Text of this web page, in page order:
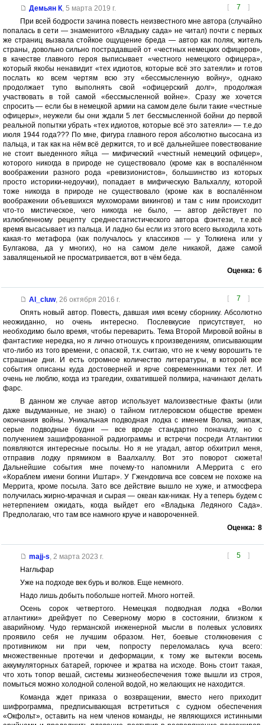
[ 7 ]
Демьян К, 5 марта 2019 г.
При всей бодрости зачина повесть неизвестного мне автора (случайно
попалась в сети — знаменитого «Владыку сада» не читал) почти с первых
же страниц вызвала стойкое ощущение бреда — автор как поляк, житель
страны, довольно сильно пострадавшей от «честных немецких офицеров»,
в качестве главного героя выписывает «честного немецкого офицера»,
который якобы ненавидит «тех идиотов, которые всё это затеяли» и готов
послать ко всем чертям всю эту «бессмысленную войну», однако
продолжает тупо выполнять свой «офицерский долг», продолжая
участвовать в той самой «бессмысленной войне». Сразу же хочется
спросить — если бы в немецкой армии на самом деле были такие «честные
офицеры», неужели бы они ждали 5 лет бессмысленной бойни до первой
реальной попытки убрать «тех идиотов, которые всё это затеяли» — т.е.до
июля 1944 года??? По мне, фигура главного героя абсолютно высосана из
пальца, и так как на нём всё держится, то и всё дальнейшее повествование
не стоит выеденного яйца — мифический «честный немецкий офицер»,
которого никогда в природе не существовало (кроме как в воспалённом
воображении разного рода «ревизионистов», большинство из которых
просто историки-недоучки), попадает в мифическую Вальхаллу, которой
тоже никогда в природе не существовало (кроме как в воспалённом
воображении объевшихся мухоморами викингов) и там с ним происходит
что-то мистическое, чего никогда не было, — автор действует по
излюбленному рецепту среднестатистического автора фэнтези, т.е.всё
время высасывает из пальца. И ладно бы если из этого всего выходила хоть
какая-то метафора (как получалось у классиков — у Толкиена или у
Булгакова, да у многих), но на самом деле никакой, даже самой
завалященькой не просматривается, вот в чём беда.
Оценка: 6
[ 7 ]
Al_cluw, 26 октября 2016 г.
Опять новый автор. Повесть, давшая имя всему сборнику. Абсолютно
неожиданно, но очень интересно. Послевкусие присутствует, но
необходимо было время, чтобы переварить. Тема Второй Мировой войны в
фантастике нередка, но я лично отношусь к произведениям, описывающим
что-либо из того времени, с опаской, т.к. считаю, что не к чему ворошить те
страшные дни. И есть огромное количество литературы, в которой все
события описаны куда достоверней и ярче современниками тех лет. И
очень не люблю, когда из трагедии, охватившей полмира, начинают делать
фарс.
В данном же случае автор использует малоизвестные факты (или
даже выдуманные, не знаю) о тайном гитлеровском обществе времен
окончания войны. Уникальная подводная лодка с именем Волка, экипаж,
серые подводные будни — все вроде стандартно поначалу, но с
получением зашифрованной радиограммы и встречи посреди Атлантики
появляются интересные посылы. Но я не угадал, автор обхитрил меня,
отправив лодку прямиком в Ваалхаллу. Вот это поворот сюжета!
Дальнейшие события мне почему-то напомнили А.Меррита с его
«Кораблем имени богини Иштар». У Гжендовича все совсем не похоже на
Меррита, кроме посыла. Зато все действие вышло не хуже, и атмосфера
получилась жирно-мрачная и сырая — океан как-никак. Ну а теперь будем с
нетерпением ожидать, когда выйдет его «Владыка Ледяного Сада».
Предполагаю, что там все намного круче и навороченней.
Оценка: 8
[ 5 ]
majj-s, 2 марта 2023 г.
Нагльфар
Уже на подходе век бурь и волков. Еще немного.
Надо лишь добыть побольше ногтей. Много ногтей.
Осень сорок четвертого. Немецкая подводная лодка «Волки
атлантики» дрейфует по Северному морю в состоянии, близком к
аварийному. Чудо германской инженерной мысли в полевых условиях
проявило себя не лучшим образом. Нет, боевые столкновения с
противником ни при чем, попросту переломалась куча всего:
множественные протечки и деформации, к тому же вытекли восемь
аккумуляторных батарей, горючее и жратва на исходе. Вонь стоит такая,
что хоть топор вешай, системы жизнеобеспечения тоже вышли из строя,
помыться можно холодной соленой водой, но желающих не находится.
Команда ждет приказа о возвращении, вместо него приходит
шифрограмма, предписывающая встретиться с судном обеспечения
«Окфольт», оставить на нем членов команды, не являющихся истинными